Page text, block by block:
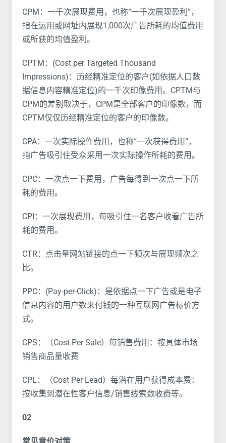
CPM：一千次展现费用，也称“一千次展现盈利”，
指在运用或网址内展现1,000次广告所耗的均值费用
或所获的均值盈利。
CPTM：(Cost per Targeted Thousand
Impressions)：历经精准定位的客户(如依据人口数
据信息内容精准定位)的一千次印像费用。CPTM与
CPM的差别取决于，CPM是全部客户的印像数，而
CPTM仅仅历经精准定位的客户的印像数。
CPA：一次实际操作费用，也称“一次获得费用”，
指广告吸引住受众采用一次实际操作所耗的费用。
CPC：一次点一下费用，广告每得到一次点一下所
耗的费用。
CPI：一次展现费用，每吸引住一名客户收看广告所
耗的费用。
CTR：点击量网站链接的点一下频次与展现频次之
比。
PPC：(Pay-per-Click)：是依据点一下广告或是电子
信息内容的用户数来付钱的一种互联网广告标价方
式。
CPS：（Cost Per Sale）每销售费用：按具体市场
销售商品量收费
CPL：（Cost Per Lead）每潜在用户获得成本费：
按收集到潜在性客户信息/销售线索数收费等。
02